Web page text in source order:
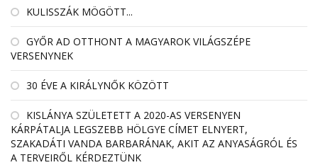
KULISSZÁK MÖGÖTT...
GYŐR AD OTTHONT A MAGYAROK VILÁGSZÉPE
VERSENYNEK
30 ÉVE A KIRÁLYNŐK KÖZÖTT
KISLÁNYA SZÜLETETT A 2020-AS VERSENYEN
KÁRPÁTALJA LEGSZEBB HÖLGYE CÍMET ELNYERT,
SZAKADÁTI VANDA BARBARÁNAK, AKIT AZ ANYASÁGRÓL ÉS
A TERVEIRŐL KÉRDEZTÜNK